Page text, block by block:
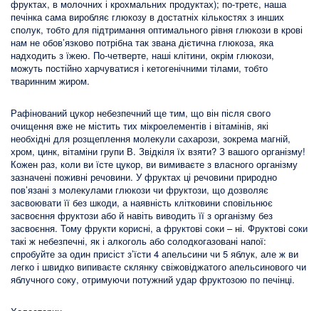
фруктах, в молочних і крохмальних продуктах); по-третє, наша
печінка сама виробляє глюкозу в достатніх кількостях з инших
сполук, тобто для підтримання оптимального рівня глюкози в крові
нам не обов’язково потрібна так звана дієтична глюкоза, яка
надходить з їжею. По-четверте, наші клітини, окрім глюкози,
можуть постійно харчуватися і кетогенічними тілами, тобто
тваринним жиром.
Рафінований цукор небезпечний ще тим, що він після свого
очищення вже не містить тих мікроелементів і вітамінів, які
необхідні для розщеплення молекули сахарози, зокрема магній,
хром, цинк, вітаміни групи В. Звідкіля їх взяти? З вашого організму!
Кожен раз, коли ви їсте цукор, ви вимиваєте з власного організму
зазначені поживні речовини. У фруктах ці речовини природно
пов’язані з молекулами глюкози чи фруктози, що дозволяє
засвоювати її без шкоди, а наявність клітковини сповільнює
засвоєння фруктози або й навіть виводить її з організму без
засвоєння. Тому фрукти корисні, а фруктові соки – ні. Фруктові соки
такі ж небезпечні, як і алкоголь або солодкогазовані напої:
спробуйте за один присіст з’їсти 4 апельсини чи 5 яблук, але ж ви
легко і швидко випиваєте склянку свіжовіджатого апельсинового чи
яблучного соку, отримуючи потужний удар фруктозою по печінці.